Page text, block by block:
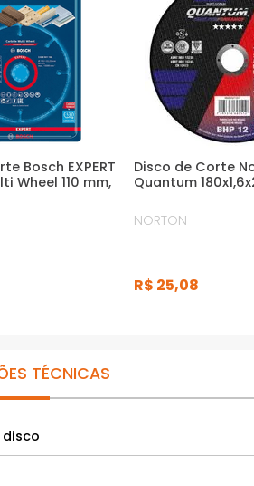
com ótima relação custo
ilustrativas
Bosch EXPERT
Wheel 110 mm,
Disco de Corte
Quantum
NORTON
R$ 25,08
TÉCNICAS